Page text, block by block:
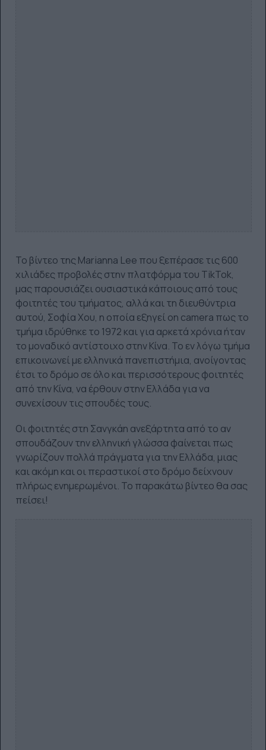
Το βίντεο της Marianna Lee που ξεπέρασε τις 600
χιλιάδες προβολές στην πλατφόρμα του TikTok,
μας παρουσιάζει ουσιαστικά κάποιους από τους
φοιτητές του τμήματος, αλλά και τη διευθύντρια
αυτού, Σοφία Χου, η οποία εξηγεί on camera πως το
τμήμα ιδρύθηκε το 1972 και για αρκετά χρόνια ήταν
το μοναδικό αντίστοιχο στην Κίνα. Το εν λόγω τμήμα
επικοινωνεί με ελληνικά πανεπιστήμια, ανοίγοντας
έτσι το δρόμο σε όλο και περισσότερους φοιτητές
από την Κίνα, να έρθουν στην Ελλάδα για να
συνεχίσουν τις σπουδές τους.
Οι φοιτητές στη Σανγκάη ανεξάρτητα από το αν
σπουδάζουν την ελληνική γλώσσα φαίνεται πως
γνωρίζουν πολλά πράγματα για την Ελλάδα, μιας
και ακόμη και οι περαστικοί στο δρόμο δείχνουν
πλήρως ενημερωμένοι. Το παρακάτω βίντεο θα σας
πείσει!